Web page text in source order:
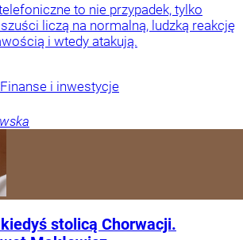
to nie przypadek, tylko
liczą na normalną, ludzką reakcję
i wtedy atakują.
Finanse i inwestycje
stolicą Chorwacji.